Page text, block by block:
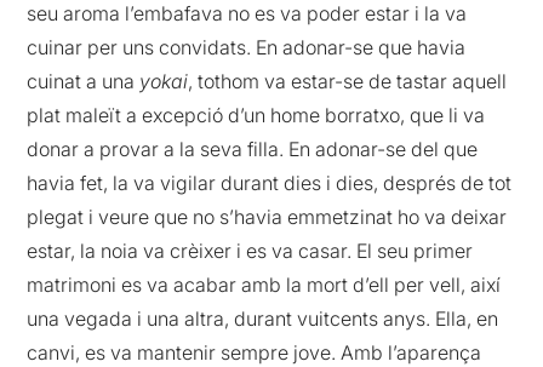
seu aroma l’embafava no es va poder estar i la va
cuinar per uns convidats. En adonar-se que havia
cuinat a una yokai, tothom va estar-se de tastar aquell
plat maleït a excepció d’un home borratxo, que li va
donar a provar a la seva filla. En adonar-se del que
havia fet, la va vigilar durant dies i dies, després de tot
plegat i veure que no s’havia emmetzinat ho va deixar
estar, la noia va crèixer i es va casar. El seu primer
matrimoni es va acabar amb la mort d’ell per vell, així
una vegada i una altra, durant vuitcents anys. Ella, en
canvi, es va mantenir sempre jove. Amb l’aparença